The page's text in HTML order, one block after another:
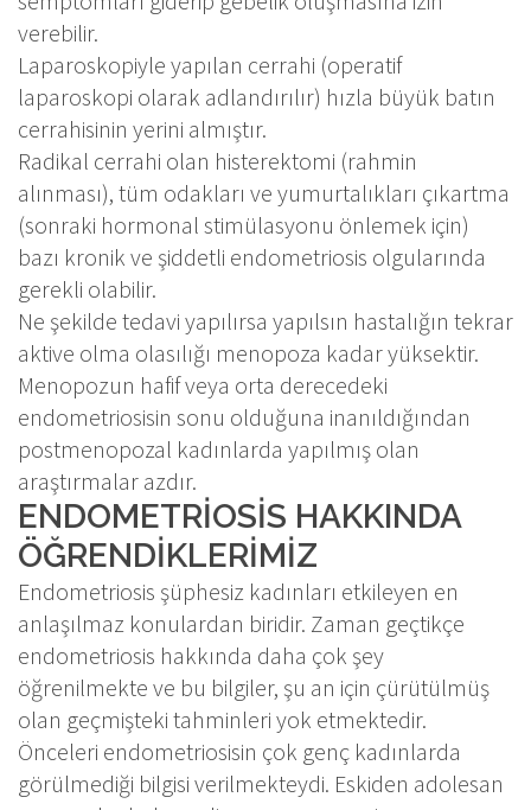
verebilir.
Laparoskopiyle yapılan cerrahi (operatif
laparoskopi olarak adlandırılır) hızla büyük batın
cerrahisinin yerini almıştır.
Radikal cerrahi olan histerektomi (rahmin
alınması), tüm odakları ve yumurtalıkları çıkartma
(sonraki hormonal stimülasyonu önlemek için)
bazı kronik ve şiddetli endometriosis olgularında
gerekli olabilir.
Ne şekilde tedavi yapılırsa yapılsın hastalığın tekrar
aktive olma olasılığı menopoza kadar yüksektir.
Menopozun hafif veya orta derecedeki
endometriosisin sonu olduğuna inanıldığından
postmenopozal kadınlarda yapılmış olan
araştırmalar azdır.
ENDOMETRİOSİS HAKKINDA
ÖĞRENDİKLERİMİZ
Endometriosis şüphesiz kadınları etkileyen en
anlaşılmaz konulardan biridir. Zaman geçtikçe
endometriosis hakkında daha çok şey
öğrenilmekte ve bu bilgiler, şu an için çürütülmüş
olan geçmişteki tahminleri yok etmektedir.
Önceleri endometriosisin çok genç kadınlarda
görülmediği bilgisi verilmekteydi. Eskiden adolesan